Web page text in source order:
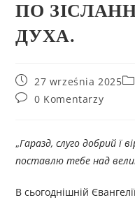
ПО
ДУХА.
27 września 2025
0 Komentarzy
„Гаразд, слуго добрий ї
поставлю тебе над
В сьогоднішній